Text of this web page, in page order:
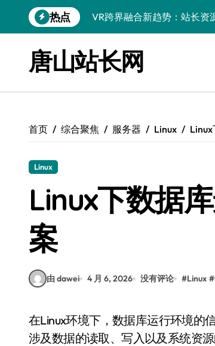
到
热点
VR跨界融合新趋势：站长资
云计算弹性架构：智能资源调
数据驱动传媒革新：交互优
数据驱动下的传媒生态量子
数据驱动创新：科技赋能传
云安全护航传媒数据新趋势
唐山站长网
首页 综合聚焦 服务器 Linux
Linux
Linux下数据
案
由 dawei 4 月 6, 2026 没有评论 #Linux #
在Linux环境下，数据库运行环境的信息流优化对于提升系统性能和稳定性至关重要。信息流主要
涉及数据的读取、写入以及系统资